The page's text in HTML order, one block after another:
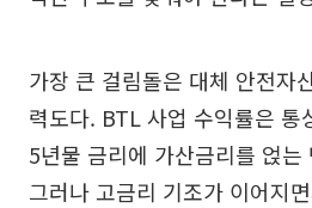
가장 큰 걸림돌은 대체 안전자
력도다. BTL 사업 수익률은 통
5년물 금리에 가산금리를 얹는
그러나 고금리 기조가 이어지